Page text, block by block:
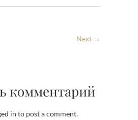
Next →
комментарий
in to post a comment.